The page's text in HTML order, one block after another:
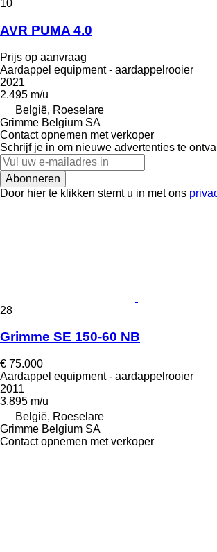
10
AVR PUMA 4.0
Prijs op aanvraag
Aardappel equipment - aardappelrooier
2021
2.495 m/u
België, Roeselare
Grimme Belgium SA
Contact opnemen met verkoper
Schrijf je in om nieuwe advertenties te
Abonneren
Door hier te klikken stemt u in met ons
28
Grimme SE 150-60 NB
€ 75.000
Aardappel equipment - aardappelrooier
2011
3.895 m/u
België, Roeselare
Grimme Belgium SA
Contact opnemen met verkoper